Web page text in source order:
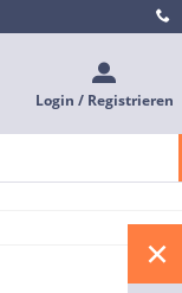
Login / Registrieren